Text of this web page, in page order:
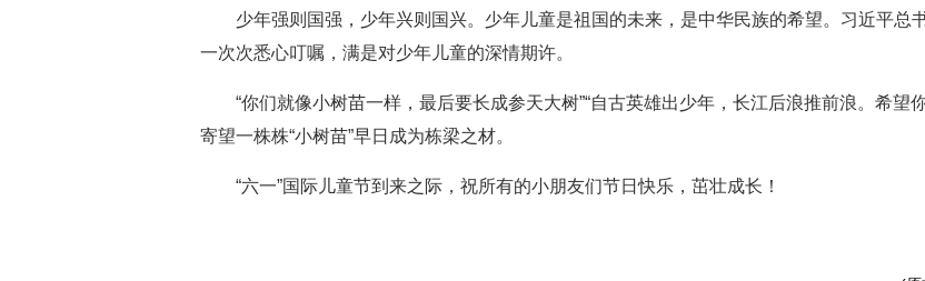
少年强则国强，少年兴则国兴。少年儿童是祖国的未来，是中华民族的希望。习近平总
一次次悉心叮嘱，满是对少年儿童的深情期许。
“你们就像小树苗一样，最后要长成参天大树”“自古英雄出少年，长江后浪推前浪。希
寄望一株株“小树苗”早日成为栋梁之材。
“六一”国际儿童节到来之际，祝所有的小朋友们节日快乐，茁壮成长！